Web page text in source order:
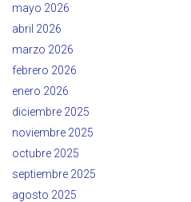
mayo 2026
abril 2026
marzo 2026
febrero 2026
enero 2026
diciembre 2025
noviembre 2025
octubre 2025
septiembre 2025
agosto 2025